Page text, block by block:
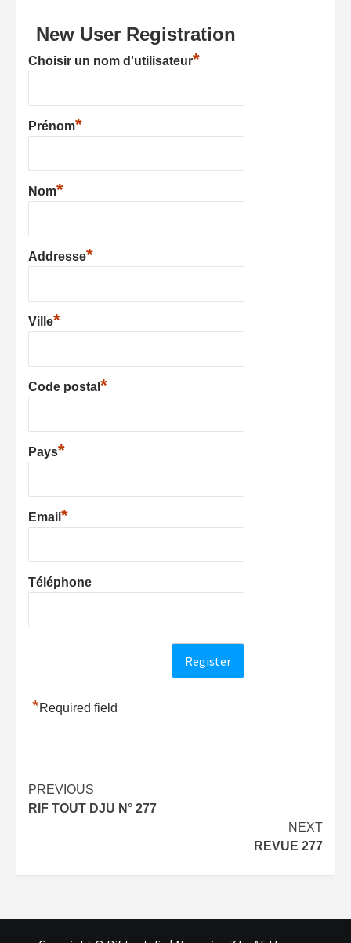
New User Registration
Choisir un nom d'utilisateur*
Prénom*
Nom*
Addresse*
Ville*
Code postal *
Pays*
Email *
Téléphone
*Required field
Post
navigation
PREVIOUS
RIF TOUT DJU N° 277
NEXT
REVUE 277